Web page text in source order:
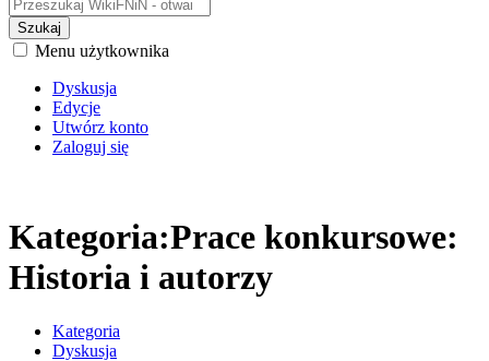
Szukaj
Menu użytkownika
Dyskusja
Edycje
Utwórz konto
Zaloguj się
Kategoria:Prace konkursowe:
Historia i autorzy
Kategoria
Dyskusja